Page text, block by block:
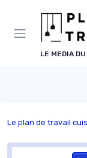
LE MEDIA
Le plan de travail